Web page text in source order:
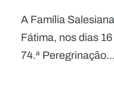
A Família
Fátima, nos dias
74.ª Peregrinação...